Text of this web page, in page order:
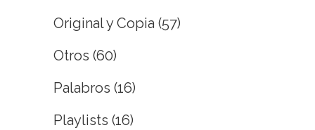
Original y Copia (57)
Otros (60)
Palabros (16)
Playlists (16)